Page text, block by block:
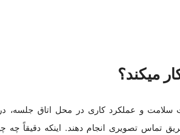
میکند؟
وضعیت سلامت و عملکرد کاری در محل اتاق
تماس تصویری انجام دهند. اینکه دقیقاً چه